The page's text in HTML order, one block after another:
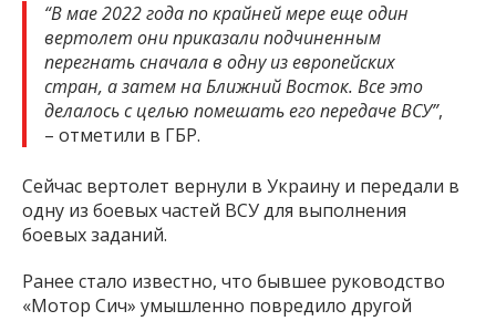
“В мае 2022 года по крайней мере еще один
вертолет они приказали подчиненным
перегнать сначала в одну из европейских
стран, а затем на Ближний Восток. Все это
делалось с целью помешать его передаче ВСУ”,
– отметили в ГБР.
Сейчас вертолет вернули в Украину и передали в
одну из боевых частей ВСУ для выполнения
боевых заданий.
Ранее стало известно, что бывшее руководство
«Мотор Сич» умышленно повредило другой